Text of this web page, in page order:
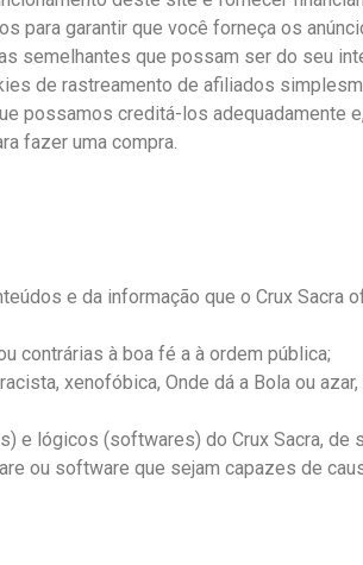
para garantir que você forneça os
semelhantes que possam ser do seu
de rastreamento de afiliados
possamos creditá-los adequadamente
fazer uma compra.
e da informação que o Crux Sacra
contrárias à boa fé a à ordem pública;
xenofóbica, Onde dá a Bola ou
e lógicos (softwares) do Crux Sacra,
ou software que sejam capazes de